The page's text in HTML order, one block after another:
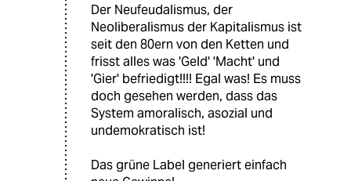
Der Neufeudalismus, der
Neoliberalismus der Kapitalismus ist
seit den 80ern von den Ketten und
frisst alles was 'Geld' 'Macht' und
'Gier' befriedigt!!!! Egal was! Es muss
doch gesehen werden, dass das
System amoralisch, asozial und
undemokratisch ist!
Das grüne Label generiert einfach